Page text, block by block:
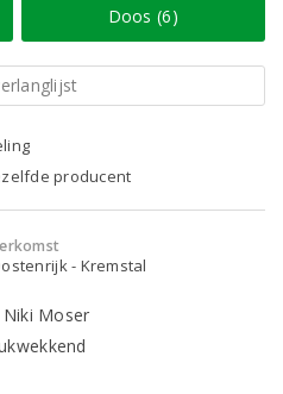
Doos (6)
producent
- Kremstal
Moser